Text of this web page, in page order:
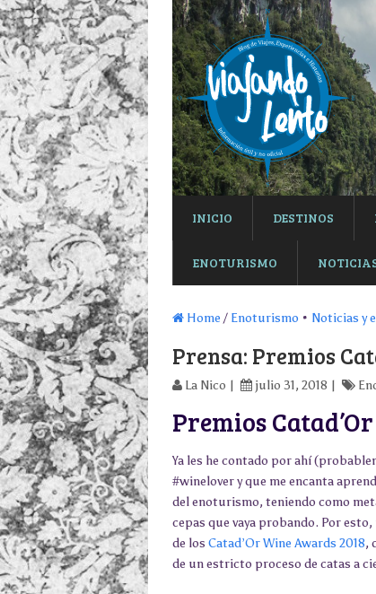
INICIO DESTINOS
ENOTURISMO
Home / Enoturismo • Noticias y
Prensa: Premios
La Nico julio 31, 2018
Premios
Ya les he contado por ahí
#winelover y que me encanta
del enoturismo, teniendo como
cepas que vaya probando. Por
de los Catad’Or Wine Awards 2018,
de un estricto proceso de catas a